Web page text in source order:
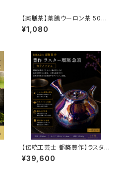
【薬膳茶】薬膳ウーロン茶 50g
｜ローズヒップ・枸杞子・ジャス
ミン配合｜美容を意識する方に
¥1,080
【伝統工芸士 都築豊作】ラスタ
ー瑠璃急須（セラメッシュ・木箱
入）200ml｜常滑焼 日本製 高
¥39,600